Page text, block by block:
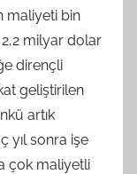
maliyeti bin
2,2 milyar dolar
dirençli
geliştirilen
artık
yıl sonra işe
çok maliyetli